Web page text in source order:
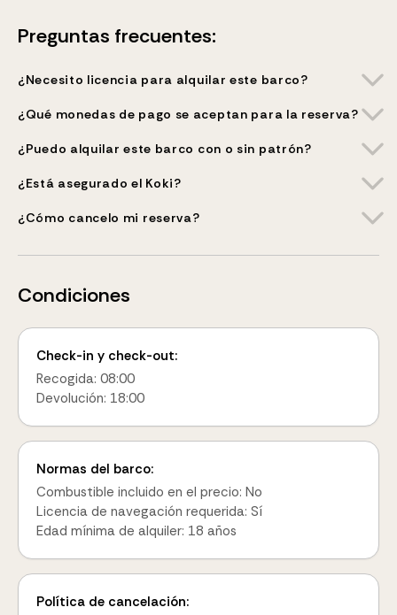
Preguntas frecuentes:
¿Necesito licencia para alquilar este barco?
¿Qué monedas de pago se aceptan para la reserva?
¿Puedo alquilar este barco con o sin patrón?
¿Está asegurado el Koki?
¿Cómo cancelo mi reserva?
Condiciones
Check-in y check-out:
Recogida: 08:00
Devolución: 18:00
Normas del barco:
Combustible incluido en el precio: No
Licencia de navegación requerida: Sí
Edad mínima de alquiler: 18 años
Política de cancelación: